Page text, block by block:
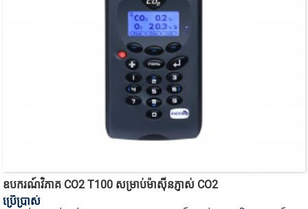
ឧបករណ៍វិភាគ CO2 T100 សម្រាប់ម៉ាស៊ីនភ្ញាស់ CO2
ប្រើប្រាស់